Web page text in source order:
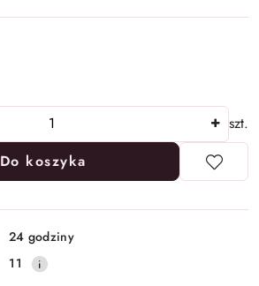
szt.
Do koszyka
24 godziny
11